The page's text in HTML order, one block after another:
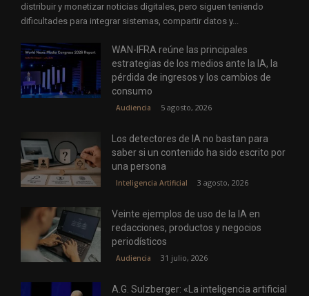
distribuir y monetizar noticias digitales, pero siguen teniendo
dificultades para integrar sistemas, compartir datos y...
WAN-IFRA reúne las principales
estrategias de los medios ante la IA, la
pérdida de ingresos y los cambios de
consumo
Audiencia 5 agosto, 2026
Los detectores de IA no bastan para
saber si un contenido ha sido escrito por
una persona
Inteligencia Artificial 3 agosto, 2026
Veinte ejemplos de uso de la IA en
redacciones, productos y negocios
periodísticos
Audiencia 31 julio, 2026
A.G. Sulzberger: «La inteligencia artificial